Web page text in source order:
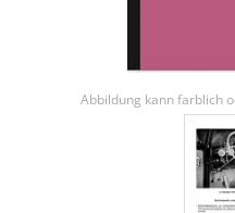
Abbildung kann farblich